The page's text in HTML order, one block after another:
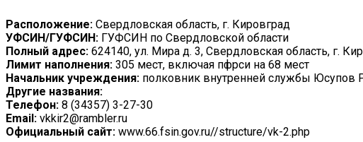
Расположение: Свердловская область, г. Кировград
УФСИН/ГУФСИН: ГУФСИН по Свердловской области
Полный адрес: 624140, ул. Мира д. 3, Свердловская область, г.
Лимит наполнения: 305 мест, включая пфрси на 68 мест
Начальник учреждения: полковник внутренней службы Юсупов
Другие названия:
Телефон: 8 (34357) 3-27-30
Email: vkkir2@rambler.ru
Официальный сайт: www.66.fsin.gov.ru//structure/vk-2.php